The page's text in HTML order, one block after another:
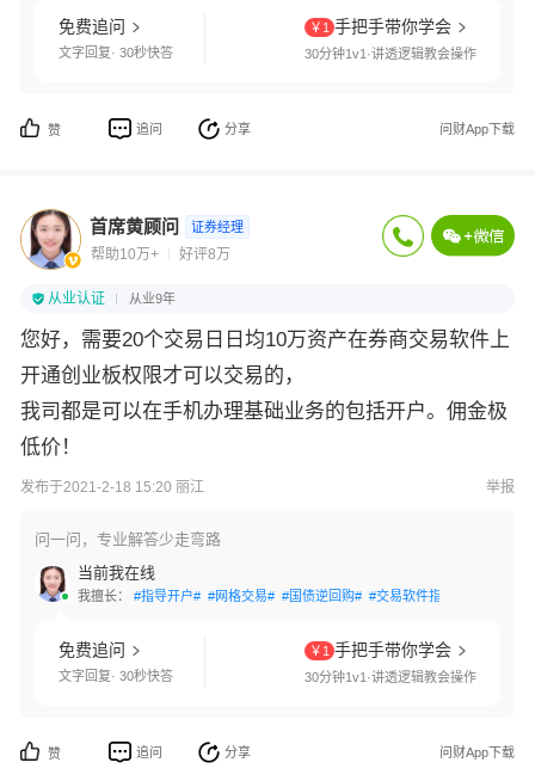
免费追问
文字回复· 30秒快答
￥1 手把手带你学会
30分钟1v1·讲透逻辑教会操作
赞 追问 分享 问财App下载
首席黄顾问 证券经理
帮助10万+ 好评8万
从业认证 从业9年
您好，需要20个交易日日均10万资产在券商交易软件上
开通创业板权限才可以交易的，
我司都是可以在手机办理基础业务的包括开户。佣金极
低价！
发布于2021-2-18 15:20 丽江 举报
问一问，专业解答少走弯路
当前我在线
我擅长： #指导开户# #网格交易# #国债逆回购# #交易软件指导#
免费追问
文字回复· 30秒快答
￥1 手把手带你学会
30分钟1v1·讲透逻辑教会操作
赞 追问 分享 问财App下载